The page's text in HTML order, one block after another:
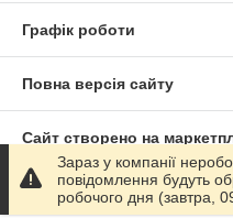
Графік роботи
Повна версія сайту
Сайт створено на
Політика конфіденційності
Зараз у компанії
повідомлення будуть
робочого дня (завтра,